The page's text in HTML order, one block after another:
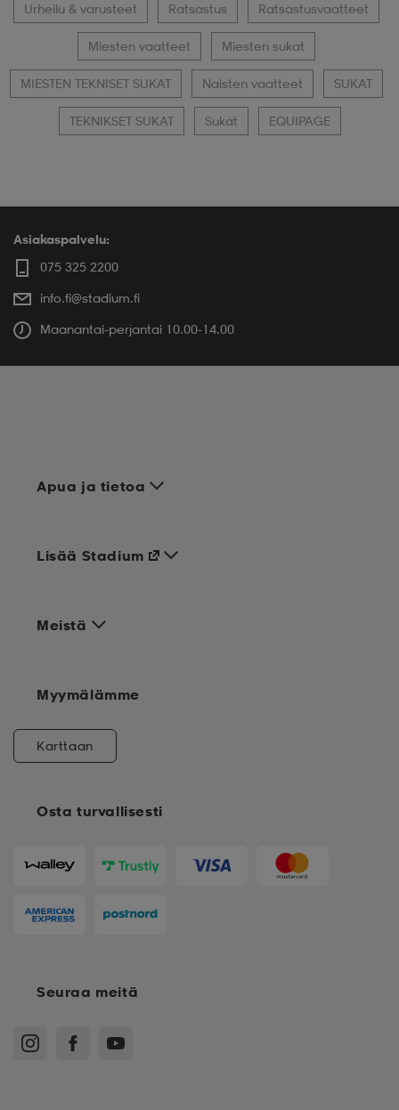
Urheilu & varusteet Ratsastus Ratsastusvaatteet
Miesten vaatteet Miesten sukat
MIESTEN TEKNISET SUKAT Naisten vaatteet SUKAT
TEKNIKSET SUKAT Sukat EQUIPAGE
Asiakaspalvelu:
075 325 2200
info.fi@stadium.fi
Maanantai-perjantai 10.00-14.00
Apua ja tietoa
Meistä
Osta turvallisesti
Lisää Stadium
Myymälämme
Karttaan
Seuraa meitä